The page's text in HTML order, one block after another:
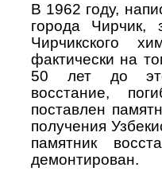
В 1962 году,
города Чирчик,
Чирчикского
фактически на
50 лет до
восстание,
поставлен
получения
памятник
демонтирован.